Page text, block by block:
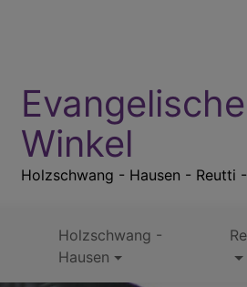
Winkel
Holzschwang - Hausen - Reutti
Holzschwang -
Hausen